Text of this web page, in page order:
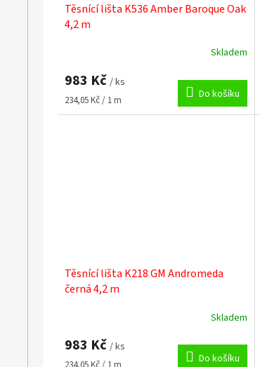
Těsnící lišta K536 Amber Baroque Oak
4,2 m
Skladem
983 Kč / ks
Měrná
cena:
234,05 Kč / 1 m Do košíku
Těsnící lišta K218 GM Andromeda
černá 4,2 m
Skladem
983 Kč / ks
Měrná Do košíku